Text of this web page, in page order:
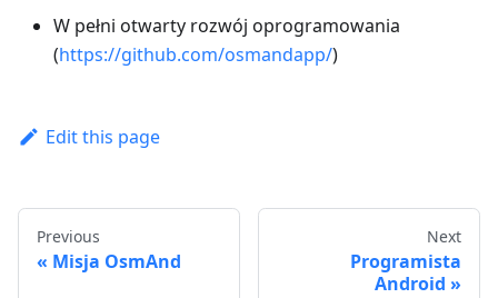
W pełni otwarty rozwój oprogramowania
(https://github.com/osmandapp/)
Edit this page
Previous
Misja OsmAnd
Next
Programista
Android